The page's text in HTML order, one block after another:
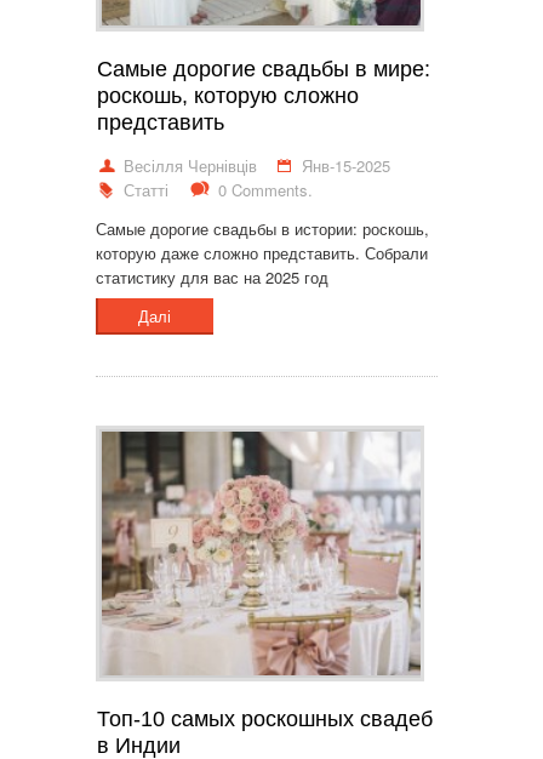
Самые дорогие свадьбы в мире:
роскошь, которую сложно
представить
Весілля Чернівців
Янв-15-2025
Статті
0 Comments.
Самые дорогие свадьбы в истории: роскошь,
которую даже сложно представить. Собрали
статистику для вас на 2025 год
Далі
Топ-10 самых роскошных свадеб
в Индии